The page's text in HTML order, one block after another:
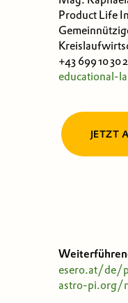
Product Life
+43 699 10 30
educational-
JETZT
esero.at/de/
astro-pi.org/